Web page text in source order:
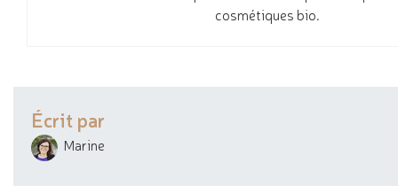
cosmétiques bio.
Écrit par
Marine